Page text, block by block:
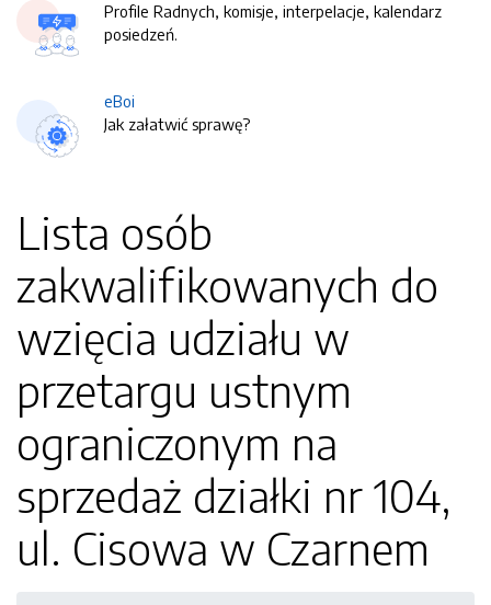
Profile Radnych, komisje, interpelacje, kalendarz
posiedzeń.
eBoi
Jak załatwić sprawę?
Lista osób
zakwalifikowanych do
wzięcia udziału w
przetargu ustnym
ograniczonym na
sprzedaż działki nr 104,
ul. Cisowa w Czarnem